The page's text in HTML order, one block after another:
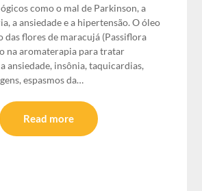
como o mal de Parkinson, a
a ansiedade e a hipertensão. O óleo
das flores de maracujá (Passiflora
na aromaterapia para tratar
ansiedade, insônia, taquicardias,
espasmos da…
Read more